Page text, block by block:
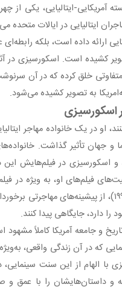
آمریکایی-ایتالیایی، یکی از
ایتالیایی در ایالات متحده
ارائه داده است، بلکه
کشیده است. اسکورسیزی در
خلق کرده که در آن
به تصویر کشیده می‌شود.
اسکورسیزی
در یک خانواده مهاجر
و جهان تأثیر گذاشت.
اسکورسیزی در فیلم‌هایش این
فیلم‌های او، به ویژه در
مانند «گاو خشمگین» (۱۹۸۰) و «رفقای خوب» (۱۹۹۰)، از پیشینه‌های
دارد، جایگاهی پیدا کنند.
و جامعه آمریکا کاملاً مشهود
که در آن زندگی واقعی،
الهام از این سنت سینمایی،
داستان‌هایشان را با عمق و